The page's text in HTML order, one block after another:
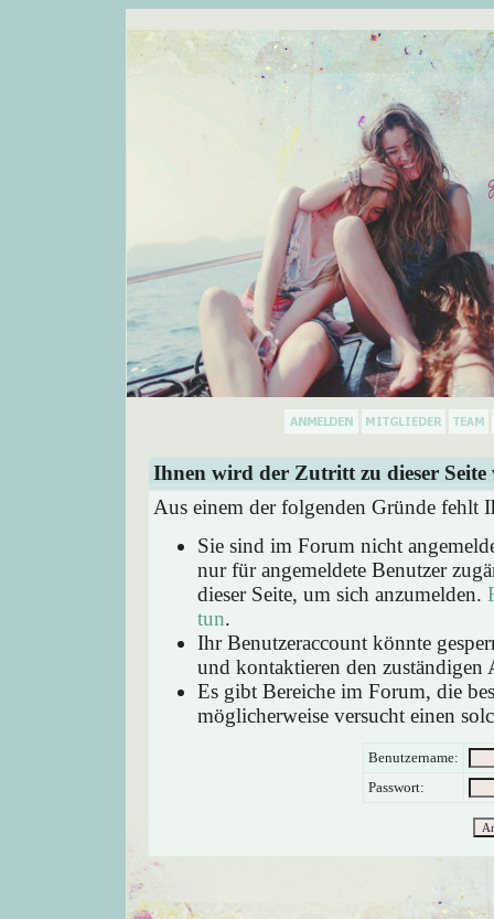
Ihnen wird der Zutritt zu dieser Seite
Aus einem der folgenden Gründe fehlt
Sie sind im Forum nicht
nur für angemeldete Benutzer
dieser Seite, um sich anzumelden.
tun.
Ihr Benutzeraccount könnte
und kontaktieren den zuständigen
Es gibt Bereiche im Forum, die
möglicherweise versucht einen
Benutzername:
Passwort: